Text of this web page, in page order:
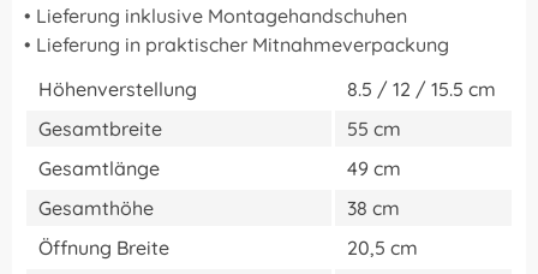
• Lieferung inklusive Montagehandschuhen
• Lieferung in praktischer Mitnahmeverpackung
Höhenverstellung
8.5 / 12 / 15.5 cm
Gesamtbreite
55 cm
Gesamtlänge
49 cm
Gesamthöhe
38 cm
Öffnung Breite
20,5 cm